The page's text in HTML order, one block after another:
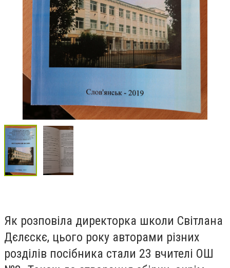
Як розповіла директорка школи Світлана
Дєлєскє, цього року авторами різних
розділів посібника стали 23 вчителі ОШ